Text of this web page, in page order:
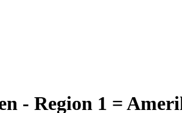
- Region 1 =